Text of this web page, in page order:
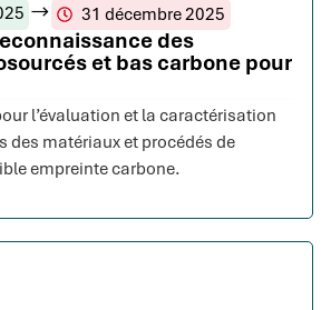
31 décembre 2025
des
et bas carbone pour
l’évaluation et la caractérisation
des matériaux et procédés de
empreinte carbone.